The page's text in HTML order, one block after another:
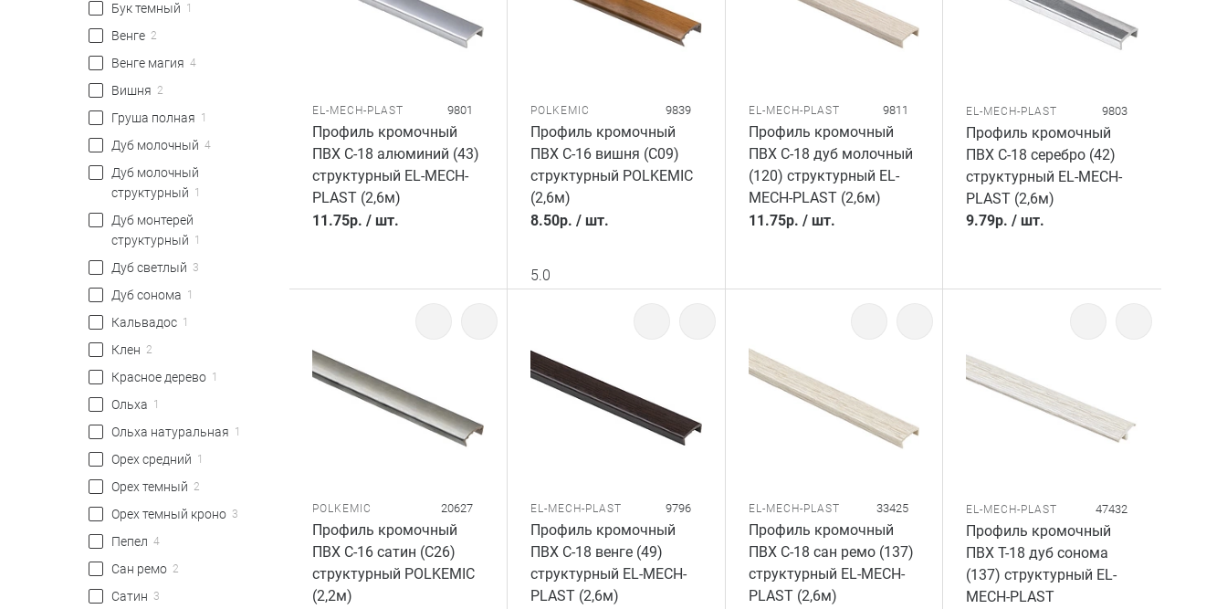
Бук темный 1
Венге 2
Венге магия 4
Вишня 2
Груша полная 1
Дуб молочный 4
Дуб молочный
структурный 1
Дуб монтерей
структурный 1
Дуб светлый 3
Дуб сонома 1
Кальвадос 1
Клен 2
Красное дерево 1
Ольха 1
Ольха натуральная 1
Орех средний 1
Орех темный 2
Орех темный кроно 3
Пепел 4
Сан ремо 2
Сатин 3
EL-MECH-PLAST 9801
Профиль кромочный
ПВХ C-18 алюминий (43)
структурный EL-MECH-
PLAST (2,6м)
11.75р. / шт.
POLKEMIC 9839
Профиль кромочный
ПВХ C-16 вишня (C09)
структурный POLKEMIC
(2,6м)
8.50р. / шт.
5.0
EL-MECH-PLAST 9811
Профиль кромочный
ПВХ C-18 дуб молочный
(120) структурный EL-
MECH-PLAST (2,6м)
11.75р. / шт.
EL-MECH-PLAST 9803
Профиль кромочный
ПВХ C-18 серебро (42)
структурный EL-MECH-
PLAST (2,6м)
9.79р. /шт.
POLKEMIC 20627
Профиль кромочный
ПВХ C-16 сатин (C26)
структурный POLKEMIC
(2,2м)
EL-MECH-PLAST 9796
Профиль кромочный
ПВХ C-18 венге (49)
структурный EL-MECH-
PLAST (2,6м)
EL-MECH-PLAST 33425
Профиль кромочный
ПВХ C-18 сан ремо (137)
структурный EL-MECH-
PLAST (2,6м)
EL-MECH-PLAST 47432
Профиль кромочный
ПВХ T-18 дуб сонома
(137) структурный EL-
MECH-PLAST